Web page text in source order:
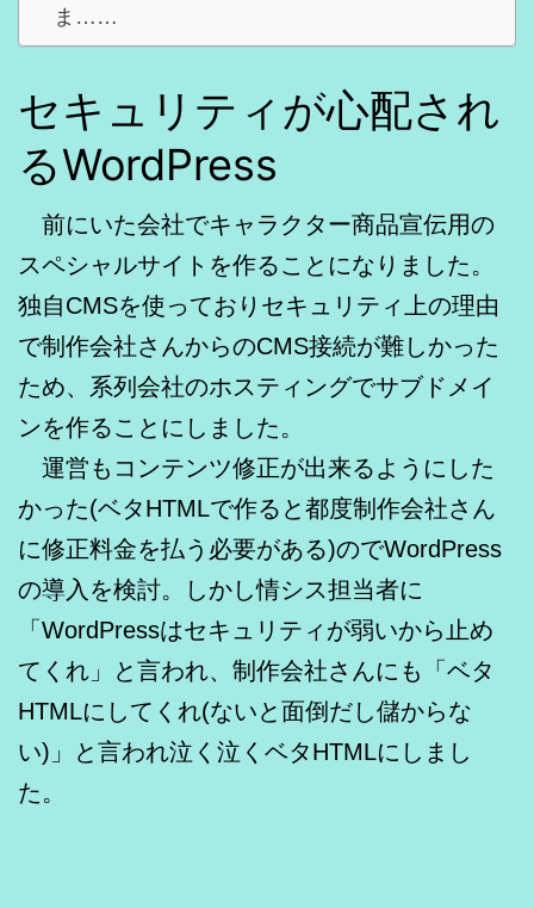
ま……
セキュリティが心配され
るWordPress
前にいた会社でキャラクター商品宣伝用の
スペシャルサイトを作ることになりました。
独自CMSを使っておりセキュリティ上の理由
で制作会社さんからのCMS接続が難しかった
ため、系列会社のホスティングでサブドメイ
ンを作ることにしました。
運営もコンテンツ修正が出来るようにした
かった(ベタHTMLで作ると都度制作会社さん
に修正料金を払う必要がある)のでWordPress
の導入を検討。しかし情シス担当者に
「WordPressはセキュリティが弱いから止め
てくれ」と言われ、制作会社さんにも「ベタ
HTMLにしてくれ(ないと面倒だし儲からな
い)」と言われ泣く泣くベタHTMLにしまし
た。